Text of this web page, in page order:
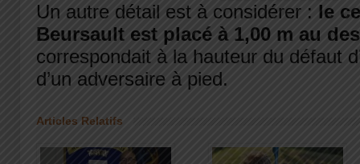
Un autre détail est à considérer : le
Beursault est placé à 1,00 m au
correspondait à la hauteur du défaut
d’un adversaire à pied.
Articles Relatifs